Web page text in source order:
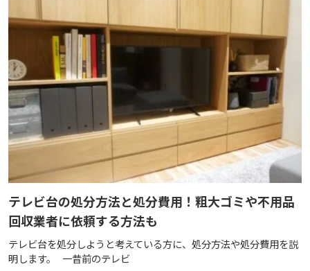
テレビ台の処分方法と処分費用！粗大ゴミや不用品
回収業者に依頼する方法も
テレビ台を処分しようと考えている方に、処分方法や処分費用を説
明します。 一昔前のテレビ